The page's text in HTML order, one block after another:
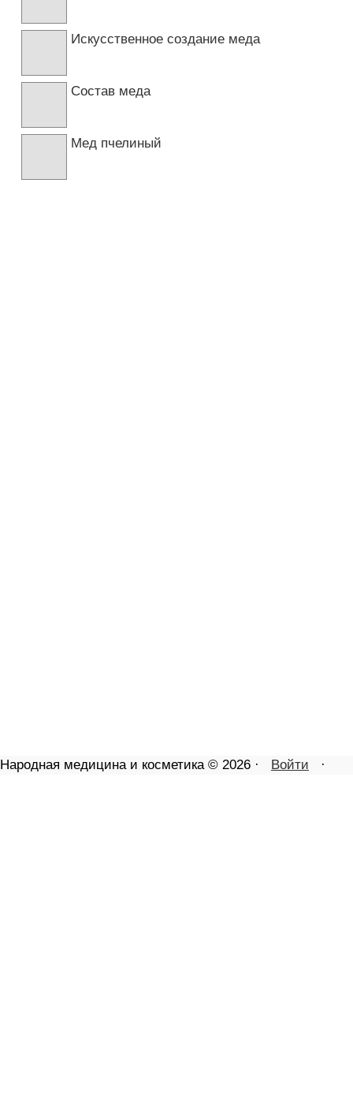
Искусственное создание меда
Состав меда
Мед пчелиный
Народная медицина и косметика © 2026 · Войти ·